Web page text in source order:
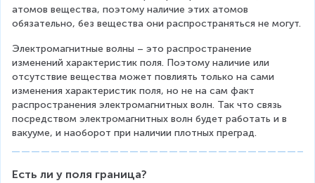
атомов вещества, поэтому наличие этих атомов
обязательно, без вещества они распространяться не могут.
Электромагнитные волны – это распространение
изменений характеристик поля. Поэтому наличие или
отсутствие вещества может повлиять только на сами
изменения характеристик поля, но не на сам факт
распространения электромагнитных волн. Так что связь
посредством электромагнитных волн будет работать и в
вакууме, и наоборот при наличии плотных преград.
Есть ли у поля граница?